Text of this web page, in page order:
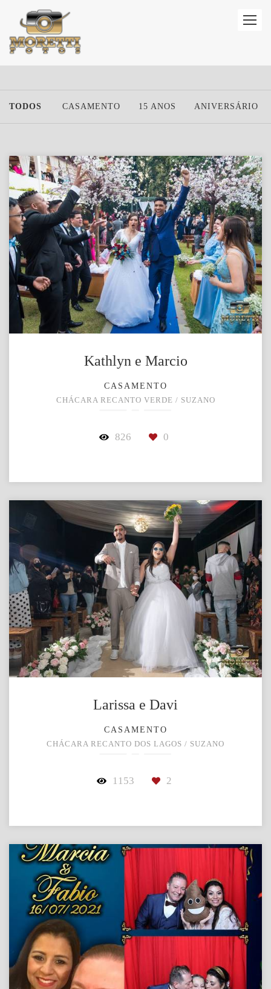
TODOS CASAMENTO 15 ANOS ANIVERSÁRIO
Kathlyn e Marcio
CASAMENTO
CHÁCARA RECANTO VERDE / SUZANO
826 0
Larissa e Davi
CASAMENTO
CHÁCARA RECANTO DOS LAGOS / SUZANO
1153 2